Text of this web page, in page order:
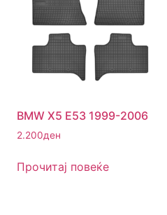
BMW X5 E53 1999-2006
2.200ден
Прочитај повеќе